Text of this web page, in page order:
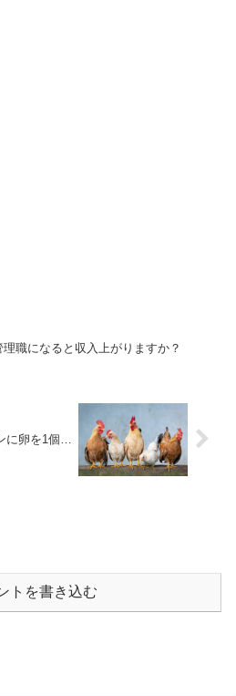
理職になると収入上がりますか？
に卵を1個…
トを書き込む